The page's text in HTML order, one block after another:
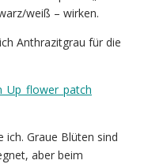
weiß – wirken.
Anthrazitgrau für die
ich. Graue Blüten sind
aber beim